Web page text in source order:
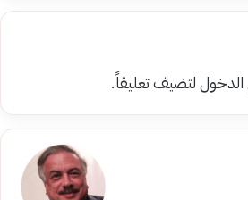
لتضيف تعليقاً.